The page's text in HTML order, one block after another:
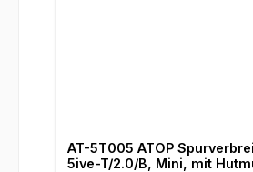
AT-5T005 ATOP
5ive-T/2.0/B, Mini, mit